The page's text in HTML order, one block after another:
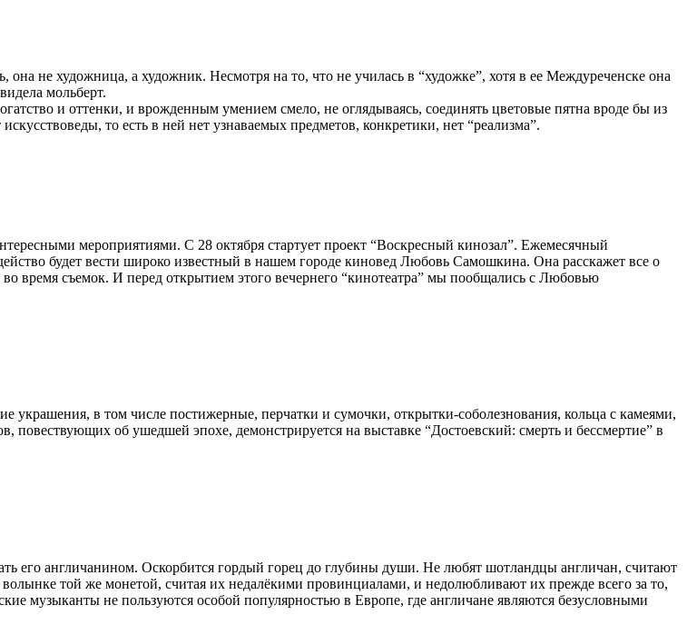
не художница, а художник. Несмотря на то, что не училась в “художке”, хотя в ее Междуреченске она
мольберт.
и оттенки, и врожденным умением смело, не оглядываясь, соединять цветовые пятна вроде бы из
то есть в ней нет узнаваемых предметов, конкретики, нет “реализма”.
мероприятиями. С 28 октября стартует проект “Воскресный кинозал”. Ежемесячный
будет вести широко известный в нашем городе киновед Любовь Самошкина. Она расскажет все о
время съемок. И перед открытием этого вечернего “кинотеатра” мы пообщались с Любовью
украшения, в том числе постижерные, перчатки и сумочки, открытки-соболезнования, кольца с камеями,
об ушедшей эпохе, демонстрируется на выставке “Достоевский: смерть и бессмертие” в
его англичанином. Оскорбится гордый горец до глубины души. Не любят шотландцы англичан, считают
той же монетой, считая их недалёкими провинциалами, и недолюбливают их прежде всего за то,
музыканты не пользуются особой популярностью в Европе, где англичане являются безусловными